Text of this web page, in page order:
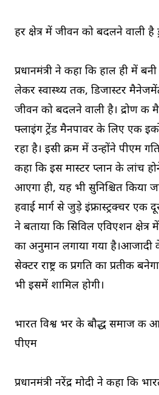
हर क्षेत्र में जीवन को बदलने वाली है
प्रधानमंत्री ने कहा कि हाल ही में
लेकर स्वास्थ्य तक, डिजास्टर
जीवन को बदलने वाली है। द्रोण
फ्लाइंग ट्रेंड मैनपावर के लिए एक
रहा है। इसी क्रम में उन्होंने पीएम
कहा कि इस मास्टर प्लान के लांच
आएगा ही, यह भी सुनिश्चित किया
हवाई मार्ग से जुड़े इंफ्रास्ट्रक्चर एक
ने बताया कि सिविल एविएशन
का अनुमान लगाया गया
सेक्टर राष्ट्र की प्रगति का प्रतीक
भी इसमें शामिल होगी।
भारत विश्व भर के बौद्ध समाज की
पीएम
प्रधानमंत्री नरेंद्र मोदी ने कहा कि